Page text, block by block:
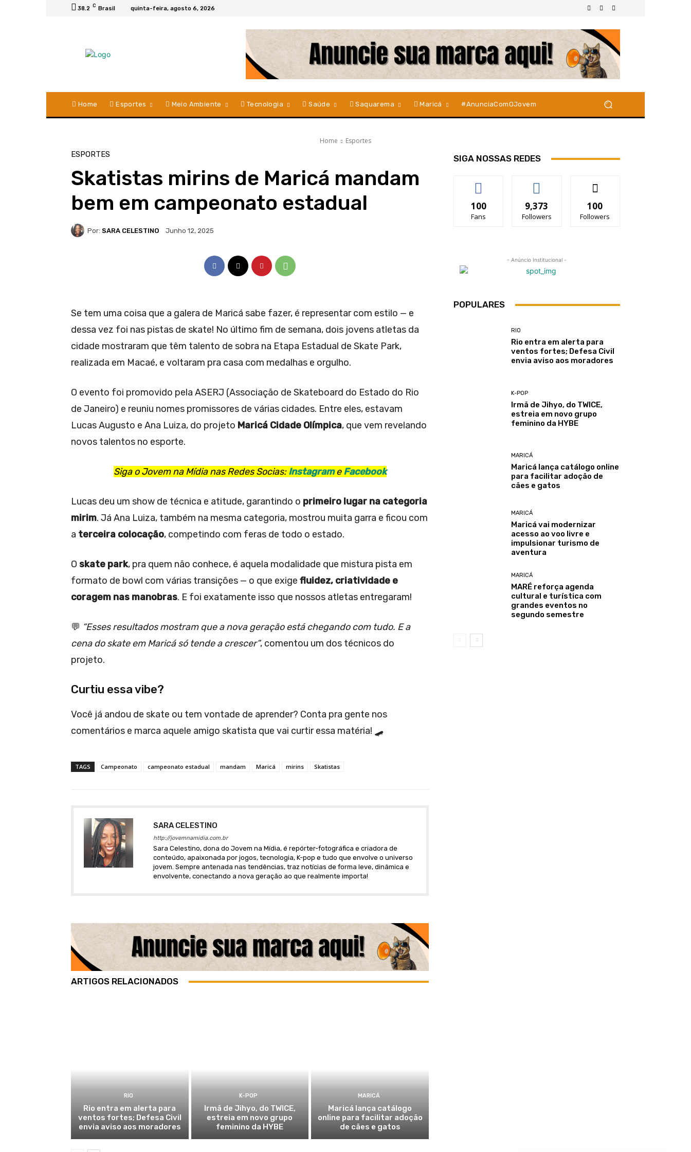
38.2 C Brasil quinta-feira, agosto 6, 2026
Home Esportes Meio Ambiente Tecnologia Saúde Saquarema Maricá #AnunciaComOJovem
Home Esportes
ESPORTES
Skatistas mirins de Maricá mandam
bem em campeonato estadual
Por: SARA CELESTINO Junho 12, 2025
Se tem uma coisa que a galera de Maricá sabe fazer, é representar com estilo — e
dessa vez foi nas pistas de skate! No último fim de semana, dois jovens atletas da
cidade mostraram que têm talento de sobra na Etapa Estadual de Skate Park,
realizada em Macaé, e voltaram pra casa com medalhas e orgulho.
O evento foi promovido pela ASERJ (Associação de Skateboard do Estado do Rio
de Janeiro) e reuniu nomes promissores de várias cidades. Entre eles, estavam
Lucas Augusto e Ana Luiza, do projeto Maricá Cidade Olímpica, que vem revelando
novos talentos no esporte.
Siga o Jovem na Mídia nas Redes Socias:InstagrameFacebook
Lucas deu um show de técnica e atitude, garantindo o primeiro lugar na categoria
mirim. Já Ana Luiza, também na mesma categoria, mostrou muita garra e ficou com
a terceira colocação, competindo com feras de todo o estado.
O skate park, pra quem não conhece, é aquela modalidade que mistura pista em
formato de bowl com várias transições — o que exige fluidez, criatividade e
coragem nas manobras. E foi exatamente isso que nossos atletas entregaram!
💬 “Esses resultados mostram que a nova geração está chegando com tudo. E a
cena do skate em Maricá só tende a crescer”, comentou um dos técnicos do
projeto.
Curtiu essa vibe?
Você já andou de skate ou tem vontade de aprender? Conta pra gente nos
comentários e marca aquele amigo skatista que vai curtir essa matéria! 🛹
TAGS Campeonato campeonato estadual mandam Maricá mirins Skatistas
SARA CELESTINO
http://jovemnamidia.com.br
Sara Celestino, dona do Jovem na Mídia, é repórter-fotográfica e criadora de
conteúdo, apaixonada por jogos, tecnologia, K-pop e tudo que envolve o universo
jovem. Sempre antenada nas tendências, traz notícias de forma leve, dinâmica e
envolvente, conectando a nova geração ao que realmente importa!
ARTIGOS RELACIONADOS
RIO
Rio entra em alerta para
ventos fortes; Defesa Civil
envia aviso aos moradores
K-POP
Irmã de Jihyo, do TWICE,
estreia em novo grupo
feminino da HYBE
MARICÁ
Maricá lança catálogo
online para facilitar adoção
de cães e gatos
SIGA NOSSAS REDES
100
Fans
9,373
Followers
100
Followers
- Anúncio Institucional -
POPULARES
RIO
Rio entra em alerta para
ventos fortes; Defesa Civil
envia aviso aos moradores
K-POP
Irmã de Jihyo, do TWICE,
estreia em novo grupo
feminino da HYBE
MARICÁ
Maricá lança catálogo online
para facilitar adoção de
cães e gatos
MARICÁ
Maricá vai modernizar
acesso ao voo livre e
impulsionar turismo de
aventura
MARICÁ
MARÉ reforça agenda
cultural e turística com
grandes eventos no
segundo semestre